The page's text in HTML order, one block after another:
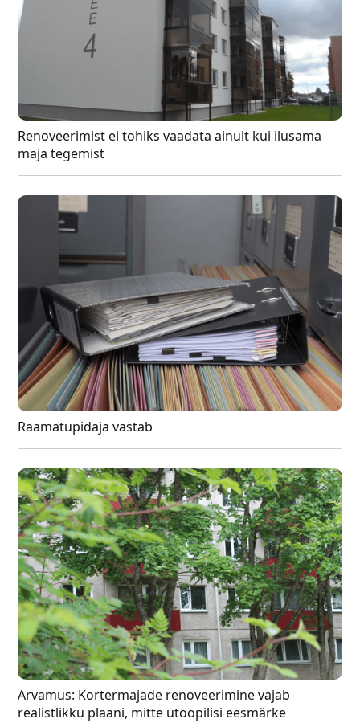
Renoveerimist ei tohiks vaadata ainult kui ilusama
maja tegemist
Raamatupidaja vastab
Arvamus: Kortermajade renoveerimine vajab
realistlikku plaani, mitte utoopilisi eesmärke